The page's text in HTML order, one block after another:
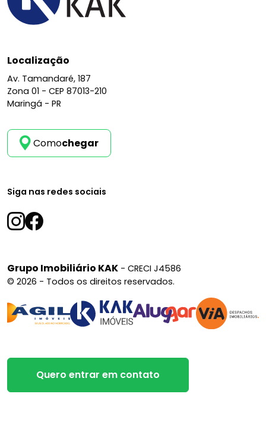
Localização
Av. Tamandaré, 187
Zona 01 - CEP 87013-210
Maringá - PR
Comochegar
Siga nas redes sociais
Grupo Imobiliário KAK - CRECI J4586
© 2026 - Todos os direitos reservados.
Quero entrar em contato